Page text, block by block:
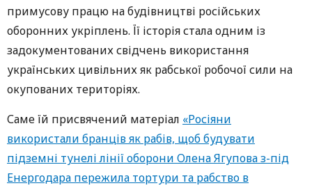
примусову працю на будівництві російських
оборонних укріплень. Її історія стала одним із
задокументованих свідчень використання
українських цивільних як рабської робочої сили на
окупованих територіях.
Саме їй присвячений матеріал «Росіяни
використали бранців як рабів, щоб будувати
підземні тунелі лінії оборони Олена Ягупова з-під
Енергодара пережила тортури та рабство в